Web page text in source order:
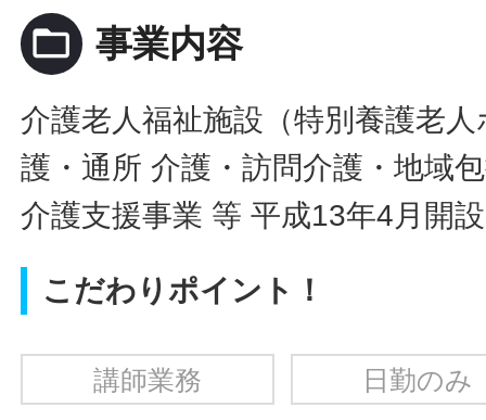
folder_open 事業内容
介護老人福祉施設（特別養護老
護・通所 介護・訪問介護・地域
介護支援事業 等 平成13年4月開設
こだわりポイント！
講師業務 日勤のみ